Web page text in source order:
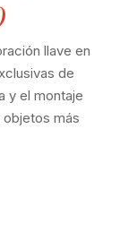
llave en
de
y el montaje
más